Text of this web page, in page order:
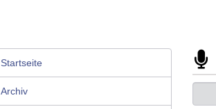
Startseite
Archiv